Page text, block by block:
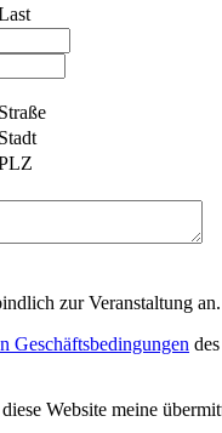
Straße
Stadt
zur Veranstaltung an.
Geschäftsbedingungen
Website meine